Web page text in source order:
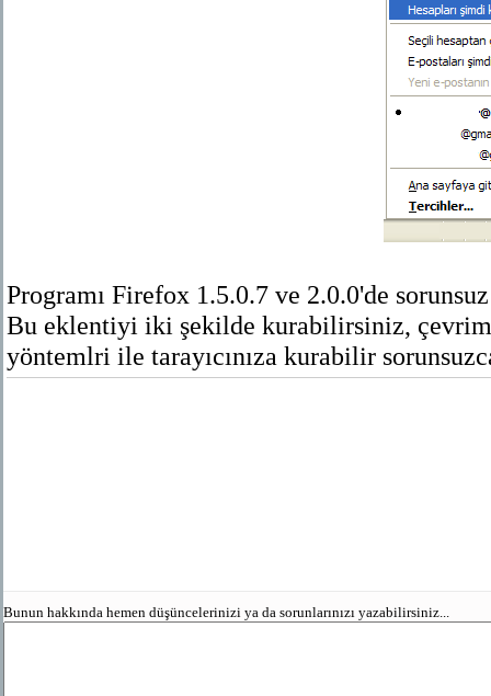
Programı Firefox 1.5.0.7 ve 2.0.0'de
Bu eklentiyi iki şekilde kurabilirsiniz,
yöntemlri ile tarayıcınıza kurabilir
Bunun hakkında hemen düşüncelerinizi ya da sorunlarınızı yazabilirsiniz...